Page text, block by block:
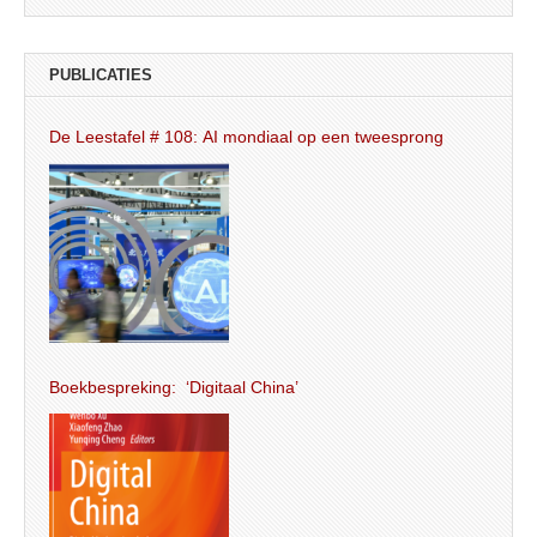
PUBLICATIES
De Leestafel # 108: AI mondiaal op een tweesprong
Boekbespreking: ‘Digitaal China’